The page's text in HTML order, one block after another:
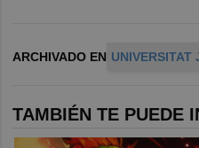
ARCHIVADO EN UNIVERSITAT
TAMBIÉN TE PUEDE